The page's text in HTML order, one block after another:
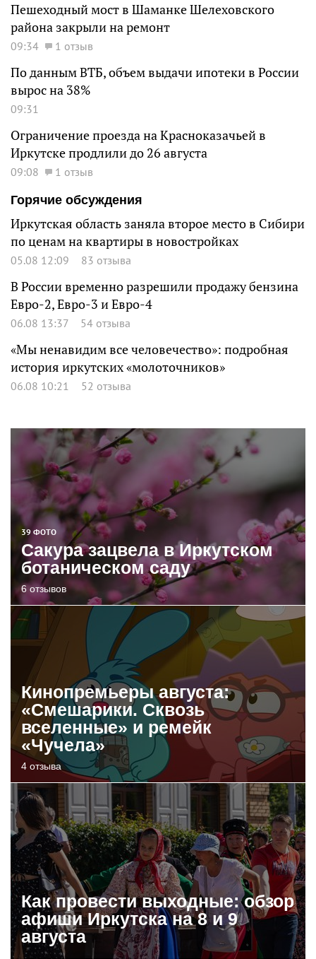
Пешеходный мост в Шаманке Шелеховского
района закрыли на ремонт
09:34 1 отзыв
По данным ВТБ, объем выдачи ипотеки в России
вырос на 38%
09:31
Ограничение проезда на Красноказачьей в
Иркутске продлили до 26 августа
09:08
1 отзыв
Горячие обсуждения
Иркутская область заняла второе место в Сибири
по ценам на квартиры в новостройках
05.08 12:09 83 отзыва
В России временно разрешили продажу бензина
Евро-2, Евро-3 и Евро-4
06.08 13:37 54 отзыва
«Мы ненавидим все человечество»: подробная
история иркутских «молоточников»
06.08 10:21 52 отзыва
39 ФОТО
Сакура зацвела в Иркутском
ботаническом саду
6 отзывов
Кинопремьеры августа:
«Смешарики. Сквозь
вселенные» и ремейк
«Чучела»
4 отзыва
Как провести выходные: обзор
афиши Иркутска на 8 и 9
августа